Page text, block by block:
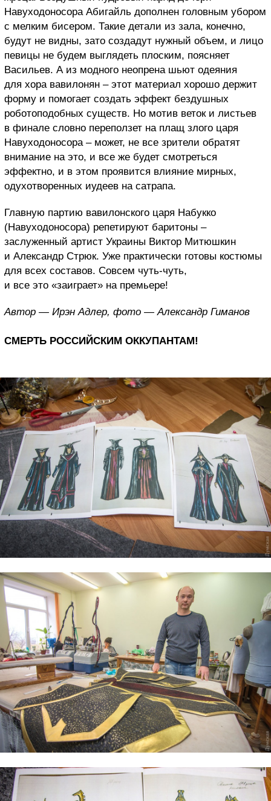
Навуходоносора Абигайль дополнен головным убором
с мелким бисером. Такие детали из зала, конечно,
будут не видны, зато создадут нужный объем, и лицо
певицы не будем выглядеть плоским, поясняет
Васильев. А из модного неопрена шьют одеяния
для хора вавилонян – этот материал хорошо держит
форму и помогает создать эффект бездушных
роботоподобных существ. Но мотив веток и листьев
в финале словно переползет на плащ злого царя
Навуходоносора – может, не все зрители обратят
внимание на это, и все же будет смотреться
эффектно, и в этом проявится влияние мирных,
одухотворенных иудеев на сатрапа.
Главную партию вавилонского царя Набукко
(Навуходоносора) репетируют баритоны –
заслуженный артист Украины Виктор Митюшкин
и Александр Стрюк. Уже практически готовы костюмы
для всех составов. Совсем чуть-чуть,
и все это «заиграет» на премьере!
Автор — Ирэн Адлер, фото — Александр Гиманов
СМЕРТЬ РОССИЙСКИМ ОККУПАНТАМ!